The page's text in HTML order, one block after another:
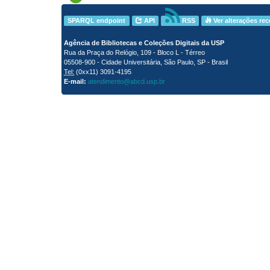
SPARQL endpoint API RSS Ver alterações
Agência de Bibliotecas e Coleções Digitais da USP
Rua da Praça do Relógio, 109 - Bloco L - Térreo
05508-900 - Cidade Universitária, São Paulo, SP - Brasil
Tel: (0xx11) 3091-4195
E-mail: atendimento@abcd.usp.br